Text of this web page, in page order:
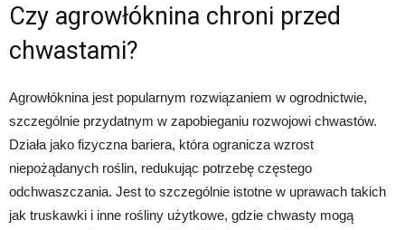
Czy agrowłóknina chroni przed
chwastami?
Agrowłóknina jest popularnym rozwiązaniem w ogrodnictwie,
szczególnie przydatnym w zapobieganiu rozwojowi chwastów.
Działa jako fizyczna bariera, która ogranicza wzrost
niepożądanych roślin, redukując potrzebę częstego
odchwaszczania. Jest to szczególnie istotne w uprawach takich
jak truskawki i inne rośliny użytkowe, gdzie chwasty mogą